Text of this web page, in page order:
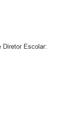
Diretor Escolar: